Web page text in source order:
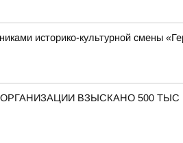
историко-культурной смены
ВЗЫСКАНО 500 ТЫС